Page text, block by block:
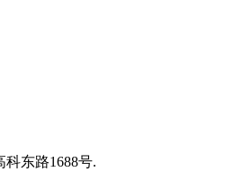
科东路1688号.